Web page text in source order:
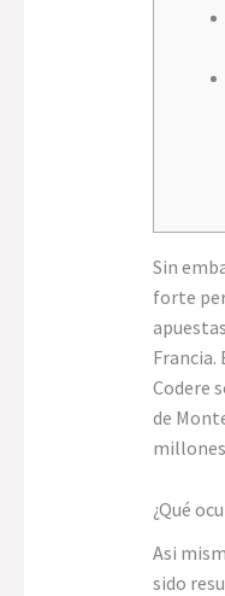
Sin
forte
Francia.
Codere
de
millones
¿Qué
Asi
sido